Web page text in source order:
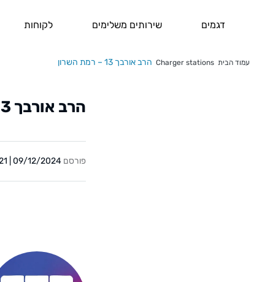
דגמים שירותים משלימים לקוחות
עמוד הבית Charger stations הרב אורבך 13 – רמת השרון
הרב אורבך 13 – רמת השרון
פורסם 09/12/2024 | 13:21